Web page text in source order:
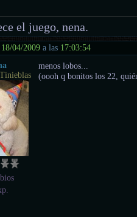
el juego, nena.
18/04/2009 a las 17:03:54
menos lobos...
(oooh q bonitos los 22,